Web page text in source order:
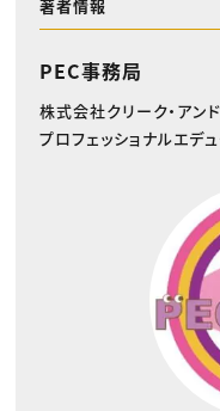
著者情報
PEC事務局
株式会社クリーク・アン
プロフェッショナルエデ